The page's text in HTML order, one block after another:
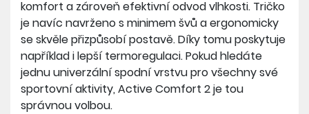
komfort a zároveň efektivní odvod vlhkosti. Tričko
je navíc navrženo s minimem švů a ergonomicky
se skvěle přizpůsobí postavě. Díky tomu poskytuje
například i lepší termoregulaci. Pokud hledáte
jednu univerzální spodní vrstvu pro všechny své
sportovní aktivity, Active Comfort 2 je tou
správnou volbou.